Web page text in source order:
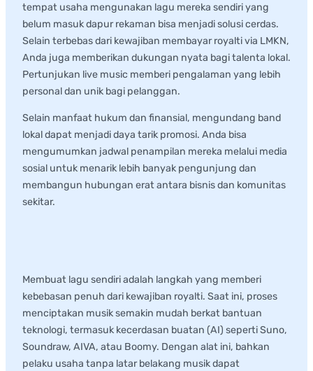
tempat usaha mengunakan lagu mereka sendiri yang
belum masuk dapur rekaman bisa menjadi solusi cerdas.
Selain terbebas dari kewajiban membayar royalti via LMKN,
Anda juga memberikan dukungan nyata bagi talenta lokal.
Pertunjukan live music memberi pengalaman yang lebih
personal dan unik bagi pelanggan.
Selain manfaat hukum dan finansial, mengundang band
lokal dapat menjadi daya tarik promosi. Anda bisa
mengumumkan jadwal penampilan mereka melalui media
sosial untuk menarik lebih banyak pengunjung dan
membangun hubungan erat antara bisnis dan komunitas
sekitar.
Membuat lagu sendiri adalah langkah yang memberi
kebebasan penuh dari kewajiban royalti. Saat ini, proses
menciptakan musik semakin mudah berkat bantuan
teknologi, termasuk kecerdasan buatan (AI) seperti Suno,
Soundraw, AIVA, atau Boomy. Dengan alat ini, bahkan
pelaku usaha tanpa latar belakang musik dapat